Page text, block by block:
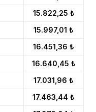
15.822,25 ₺
15.997,01 ₺
16.451,36 ₺
16.640,45 ₺
17.031,96 ₺
17.463,44 ₺